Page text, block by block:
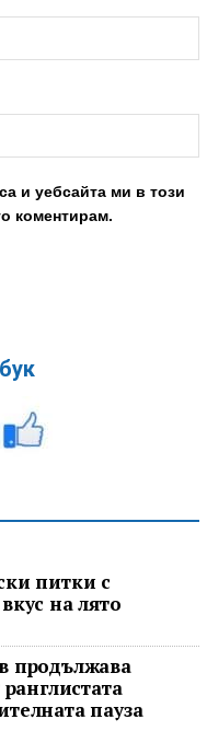
и уебсайта ми в този
коментирам.
питки с
на лято
продължава
пауза